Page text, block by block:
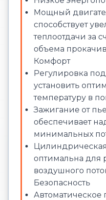
Мощный
способствует
теплоотдачи за
объема
Комфорт
Регулировка
установить
температуру в
Зажигание от
обеспечивает
минимальных
оптимальна для
воздушного
Безопасность